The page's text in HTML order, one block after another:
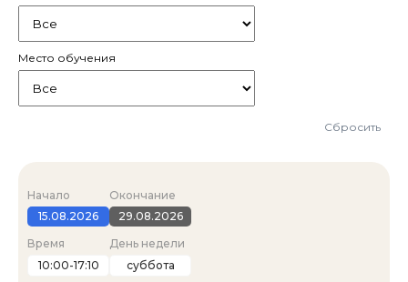
Место обучения
Сбросить
Начало
15.08.2026
Окончание
29.08.2026
Время
10:00-17:10
День недели
суббота